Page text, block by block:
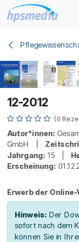
Zum Inhalt springen
12-2012
(0
Autor*innen:
GmbH |
Jahrgang: 15 |
Erscheinung:
Erwerb der
Hinweis: Der
sofort nach dem
können Sie in